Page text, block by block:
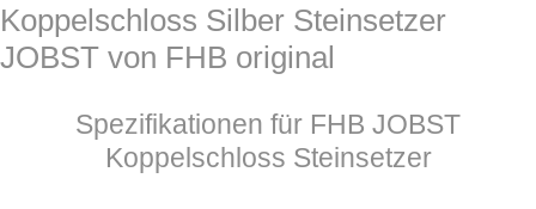
Koppelschloss Silber Steinsetzer
JOBST von FHB original
Spezifikationen für FHB JOBST
Koppelschloss Steinsetzer